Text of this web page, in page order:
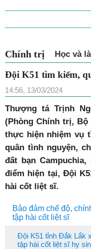
Chính trị Học và
Đội K51 tìm kiếm,
14:56, 13/03/2024
Thượng tá Trịnh
(Phòng Chính trị,
thực hiện nhiệm vụ
quân tình nguyện,
đất bạn
điểm hiện tại, Đội
hài cốt liệt sĩ.
Bảo đảm chế độ,
tập hài cốt liệt sĩ
Đội K51 tỉnh Đắk Lắk
tập hài cốt liệt sĩ hy